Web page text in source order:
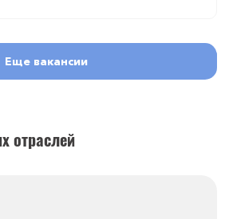
Еще вакансии
отраслей